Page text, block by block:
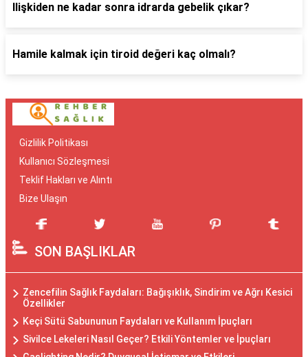
Ilişkiden ne kadar sonra idrarda gebelik çıkar?
Hamile kalmak için tiroid değeri kaç olmalı?
Gizlilik Politikası
Kullanıcı Sözleşmesi
Teklif Hakları ve Alıntı
Bize Ulaşın
SON BAŞLIKLAR
Zencefilin Sağlık Faydaları: Bağışıklık, Sindirim ve Ağrı Kesici
Özellikler
Keçi Sütü Sabununun Faydaları ve Kullanım İpuçları
Sivilce Lekeleri Nasıl Geçer? Etkili Yöntemler ve İpuçları